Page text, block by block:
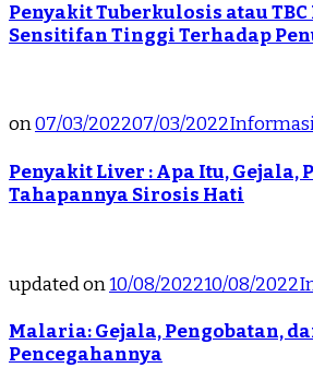
Penyakit Tuberkulosis atau
Sensitifan Tinggi Terhadap
on07/03/202207/03/2022
Penyakit Liver : Apa Itu, Gejala,
Tahapannya Sirosis Hati
updated on10/08/202210/08/2022
Malaria: Gejala, Pengobatan,
Pencegahannya